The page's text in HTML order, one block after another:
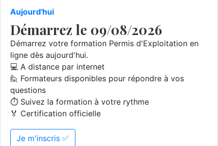
Aujourd'hui
Démarrez le 09/08/2026
Démarrez votre formation Permis d'Exploitation en
ligne dès aujourd'hui.
💻 A distance par internet
🙋 Formateurs disponibles pour répondre à vos
questions
⏱️ Suivez la formation à votre rythme
🏅 Certification officielle
Je m'inscris ✅